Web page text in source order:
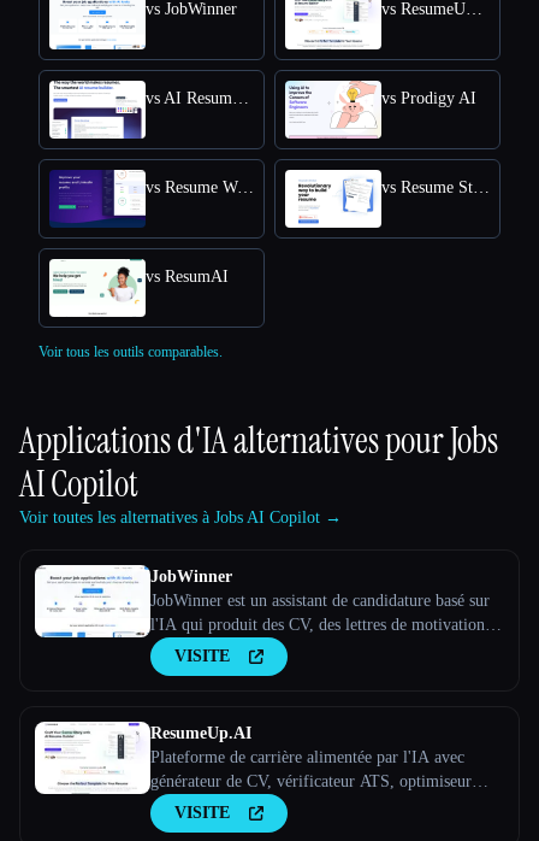
vs JobWinner vs ResumeUp.AI
vs AI Resume Editor vs Prodigy AI
vs Resume Worded vs Resume Studio
vs ResumAI
Voir tous les outils comparables.
Applications d'IA alternatives pourJobs
AI Copilot
Voir toutes les alternatives à Jobs AI Copilot →
JobWinner
JobWinner est un assistant de candidature basé sur
l'IA qui produit des CV, des lettres de motivation et
des documents de préparation aux entretiens sur
mesure.
VISITE
ResumeUp.AI
Plateforme de carrière alimentée par l'IA avec
générateur de CV, vérificateur ATS, optimiseur
LinkedIn et plus encore. Réalisez des entretiens
plus rapidement grâce à l'optimisation des CV par
VISITE